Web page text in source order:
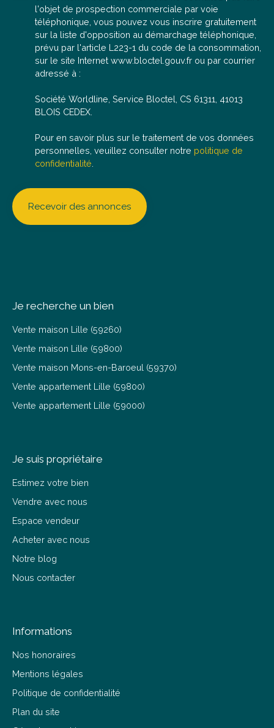
l'objet de prospection commerciale par voie
téléphonique, vous pouvez vous inscrire gratuitement
sur la liste d'opposition au démarchage téléphonique,
prévu par l'article L223-1 du code de la consommation,
sur le site Internet www.bloctel.gouv.fr ou par courrier
adressé à :
Société Worldline, Service Bloctel, CS 61311, 41013
BLOIS CEDEX.
Pour en savoir plus sur le traitement de vos données
personnelles, veuillez consulter notre politique de
confidentialité
Recevoir des annonces
Je recherche un bien
Vente maison Lille (59260)
Vente maison Lille (59800)
Vente maison Mons-en-Baroeul (59370)
Vente appartement Lille (59800)
Vente appartement Lille (59000)
Je suis propriétaire
Estimez votre bien
Vendre avec nous
Espace vendeur
Acheter avec nous
Notre blog
Nous contacter
Informations
Nos honoraires
Mentions légales
Politique de confidentialité
Plan du site